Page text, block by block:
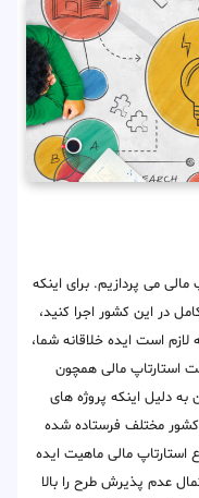
می پردازیم. برای اینکه
در این کشور اجرا کنید،
لازم است ایده خلاقانه شما،
استارتاپ مالی همچون
دلیل اینکه پروژه های
کشور مختلف فرستاده شده
مالی ماهیت ایده
عدم پذیرش طرح را بالا